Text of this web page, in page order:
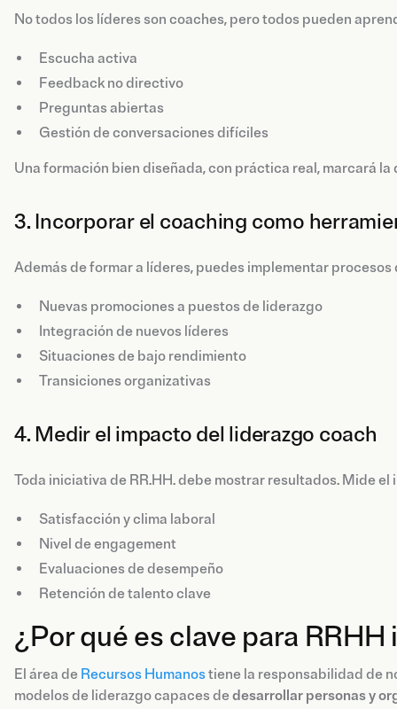
No todos los líderes son coaches, pero todos pueden
Escucha activa
Feedback no directivo
Preguntas abiertas
Gestión de conversaciones difíciles
Una formación bien diseñada, con práctica real, marcará la
3. Incorporar el coaching como
Además de formar a líderes, puedes implementar
Nuevas promociones a puestos de liderazgo
Integración de nuevos líderes
Situaciones de bajo rendimiento
Transiciones organizativas
4. Medir el impacto del liderazgo coach
Toda iniciativa de RR.HH. debe mostrar resultados. Mide
Satisfacción y clima laboral
Nivel de engagement
Evaluaciones de desempeño
Retención de talento clave
¿Por qué es clave para
El área de Recursos Humanostiene la responsabilidad de
modelos de liderazgo capaces dedesarrollar personas y